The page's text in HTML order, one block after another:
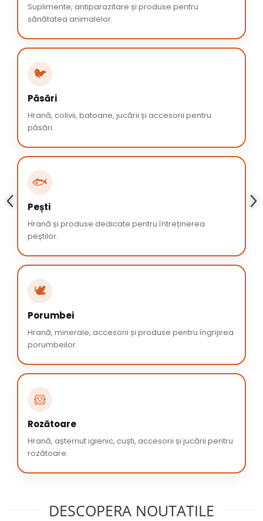
Suplimente, antiparazitare și produse pentru
sănătatea animalelor.
🐦
Păsări
Hrană, colivii, batoane, jucării și accesorii pentru
păsări.
🐟
Pești
Hrană și produse dedicate pentru întreținerea
peștilor.
🕊️
Porumbei
Hrană, minerale, accesorii și produse pentru îngrijirea
porumbeilor.
🐹
Rozătoare
Hrană, așternut igienic, cuști, accesorii și jucării pentru
rozătoare.
DESCOPERA NOUTATILE